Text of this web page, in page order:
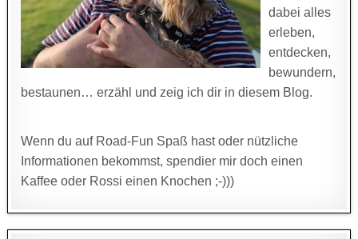
dabei alles
erleben,
entdecken,
bewundern,
bestaunen… erzähl und zeig ich dir in diesem Blog.
Wenn du auf Road-Fun Spaß hast oder nützliche
Informationen bekommst, spendier mir doch einen
Kaffee oder Rossi einen Knochen ;-)))